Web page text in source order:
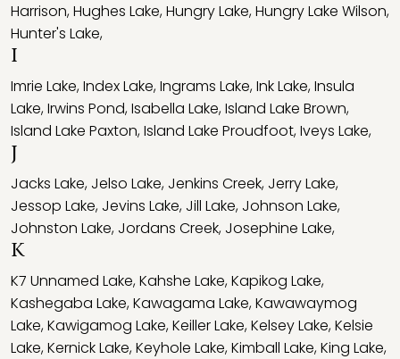
Harrison,Hughes Lake,Hungry Lake,Hungry Lake Wilson,
Hunter's Lake,
I
Imrie Lake,Index Lake,Ingrams Lake,Ink Lake,Insula
Lake,Irwins Pond,Isabella Lake,Island Lake Brown,
Island Lake Paxton,Island Lake Proudfoot,Iveys Lake,
J
Jacks Lake, Jelso Lake, Jenkins Creek, Jerry Lake,
Jessop Lake, Jevins Lake, Jill Lake, Johnson Lake,
Johnston Lake, Jordans Creek, Josephine Lake,
K
K7 Unnamed Lake,Kahshe Lake,Kapikog Lake,
Kashegaba Lake,Kawagama Lake,Kawawaymog
Lake,Kawigamog Lake,Keiller Lake,Kelsey Lake,Kelsie
Lake,Kernick Lake,Keyhole Lake,Kimball Lake,King Lake,